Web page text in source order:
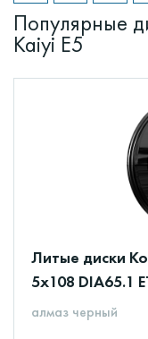
Популярные
Kaiyi E5
Литые диски
5x108 DIA65.1
алмаз черный